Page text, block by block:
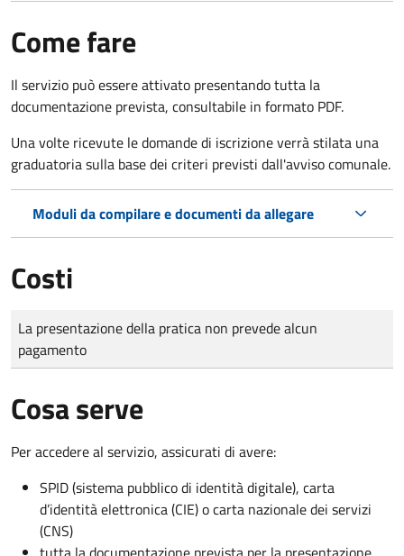
Come fare
Il servizio può essere attivato presentando tutta la
documentazione prevista, consultabile in formato PDF.
Una volte ricevute le domande di iscrizione verrà stilata una
graduatoria sulla base dei criteri previsti dall'avviso comunale.
Moduli da compilare e documenti da allegare
Costi
Tipo di pagamento
Importo
La presentazione della pratica non prevede alcun
pagamento
Cosa serve
Per accedere al servizio, assicurati di avere:
SPID (sistema pubblico di identità digitale), carta
d’identità elettronica (CIE) o carta nazionale dei servizi
(CNS)